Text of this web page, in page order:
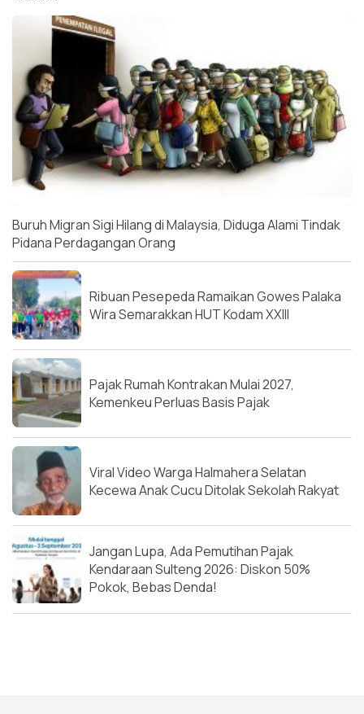
Buruh Migran Sigi Hilang di Malaysia, Diduga Alami Tindak
Pidana Perdagangan Orang
Ribuan Pesepeda Ramaikan Gowes Palaka
Wira Semarakkan HUT Kodam XXIII
Pajak Rumah Kontrakan Mulai 2027,
Kemenkeu Perluas Basis Pajak
Viral Video Warga Halmahera Selatan
Kecewa Anak Cucu Ditolak Sekolah Rakyat
Jangan Lupa, Ada Pemutihan Pajak
Kendaraan Sulteng 2026: Diskon 50%
Pokok, Bebas Denda!